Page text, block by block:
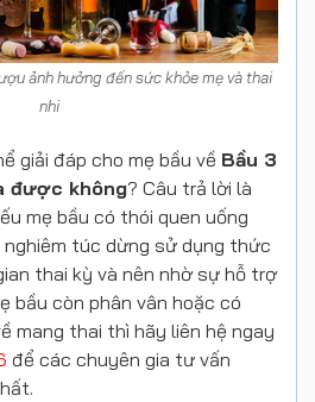
ảnh hưởng đến sức khỏe mẹ và thai
nhi
giải đáp cho mẹ bầu về Bầu 3
được không? Câu trả lời là
mẹ bầu có thói quen uống
nghiêm túc dừng sử dụng thức
thai kỳ và nên nhờ sự hỗ trợ
bầu còn phân vân hoặc có
mang thai thì hãy liên hệ ngay
để các chuyên gia tư vấn